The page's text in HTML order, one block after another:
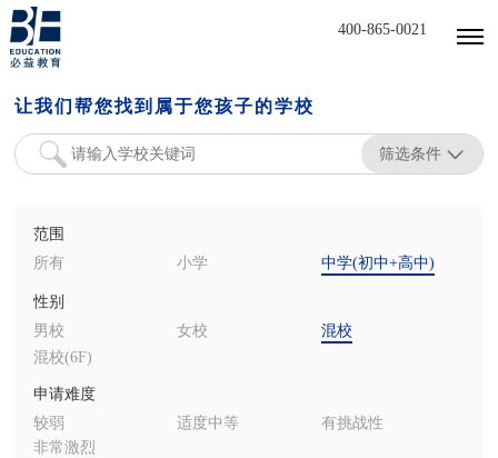
400-865-0021
让我们帮您找到属于您孩子的学校
筛选条件
范围
所有
小学 中学(初中+高中)
性别
男校
女校
混校
混校(6F)
申请难度
较弱
适度中等
有挑战性
非常激烈